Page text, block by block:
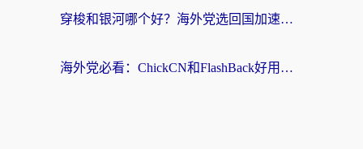
穿梭和银河哪个好？海外党选回国加速器的避坑指南，附番茄加速器实测体验
海外党必看：ChickCN和FlashBack好用吗？3招教你选对回国加速器（附云极、HomeCN、斧牛vs艾果对比）